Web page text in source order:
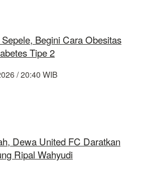
Begini Cara Obesitas
Tipe 2
/ 20:40 WIB
Dewa United FC Daratkan
Ripal Wahyudi